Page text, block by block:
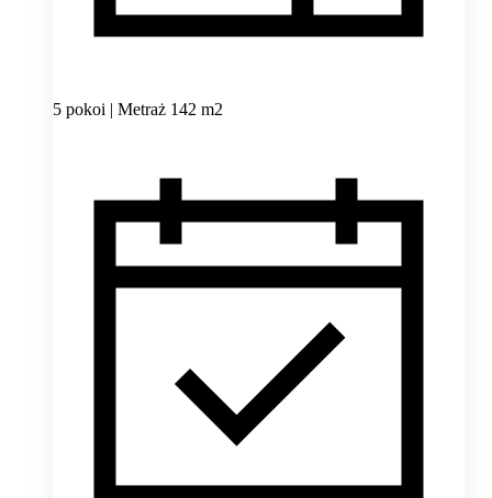
5 pokoi | Metraż 142 m2